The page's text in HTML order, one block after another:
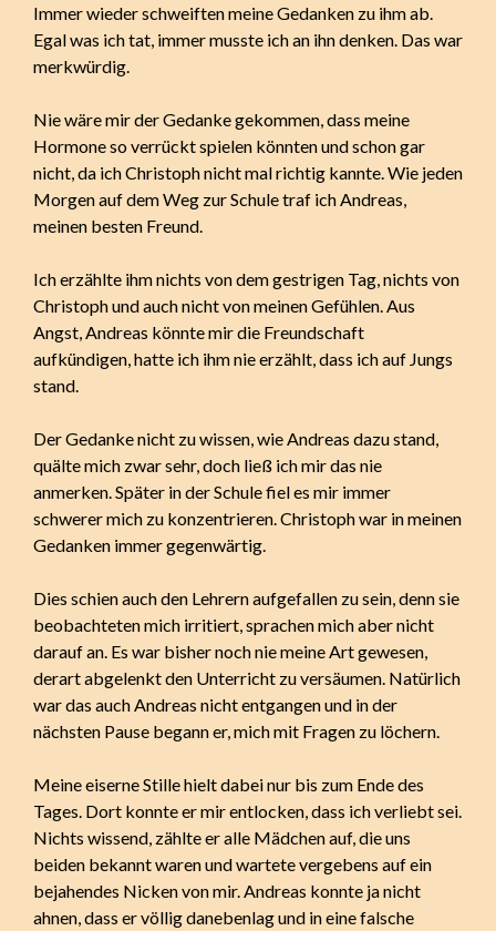
Immer wieder schweiften meine Gedanken zu ihm ab.
Egal was ich tat, immer musste ich an ihn denken. Das war
merkwürdig.
Nie wäre mir der Gedanke gekommen, dass meine
Hormone so verrückt spielen könnten und schon gar
nicht, da ich Christoph nicht mal richtig kannte. Wie jeden
Morgen auf dem Weg zur Schule traf ich Andreas,
meinen besten Freund.
Ich erzählte ihm nichts von dem gestrigen Tag, nichts von
Christoph und auch nicht von meinen Gefühlen. Aus
Angst, Andreas könnte mir die Freundschaft
aufkündigen, hatte ich ihm nie erzählt, dass ich auf Jungs
stand.
Der Gedanke nicht zu wissen, wie Andreas dazu stand,
quälte mich zwar sehr, doch ließ ich mir das nie
anmerken. Später in der Schule fiel es mir immer
schwerer mich zu konzentrieren. Christoph war in meinen
Gedanken immer gegenwärtig.
Dies schien auch den Lehrern aufgefallen zu sein, denn sie
beobachteten mich irritiert, sprachen mich aber nicht
darauf an. Es war bisher noch nie meine Art gewesen,
derart abgelenkt den Unterricht zu versäumen. Natürlich
war das auch Andreas nicht entgangen und in der
nächsten Pause begann er, mich mit Fragen zu löchern.
Meine eiserne Stille hielt dabei nur bis zum Ende des
Tages. Dort konnte er mir entlocken, dass ich verliebt sei.
Nichts wissend, zählte er alle Mädchen auf, die uns
beiden bekannt waren und wartete vergebens auf ein
bejahendes Nicken von mir. Andreas konnte ja nicht
ahnen, dass er völlig danebenlag und in eine falsche